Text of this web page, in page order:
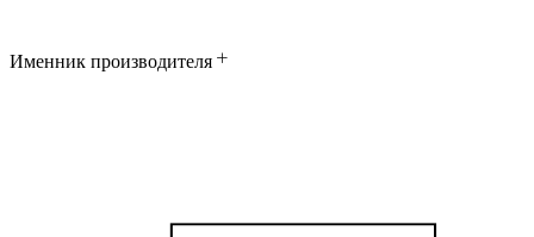
Именник производителя